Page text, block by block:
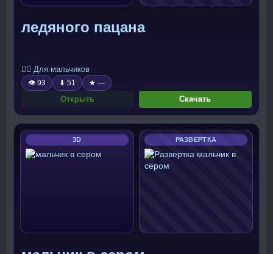
ледяного пацана
🧍‍♂️ Для мальчиков
👁 93 ⬇ 51 ★ —
Открыть Скачать
3D РАЗВЕРТКА